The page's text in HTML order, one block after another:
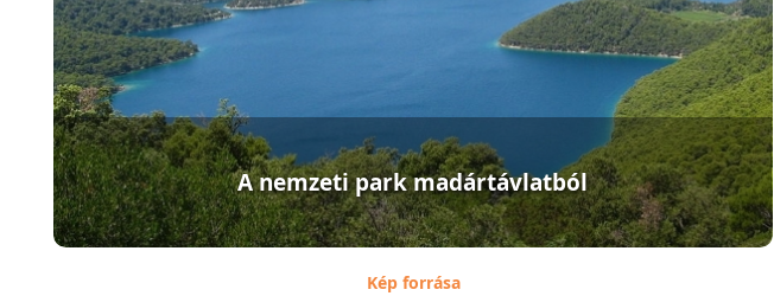
A nemzeti park madártávlatból
Kép forrása